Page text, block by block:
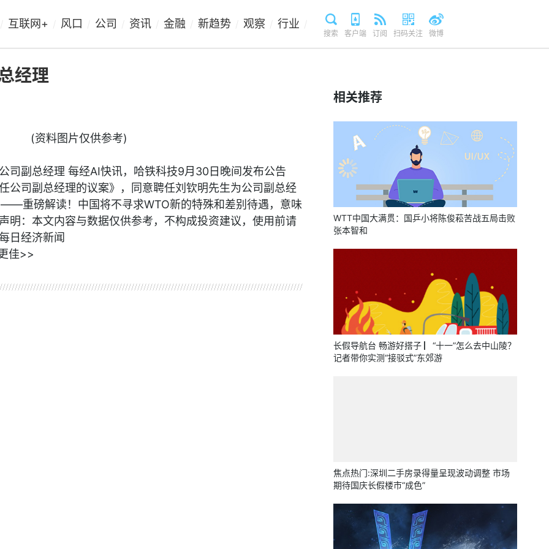
互联网+ 风口 公司 资讯 金融 新趋势 观察 行业
搜索 客户端 订阅 扫码关注 微博
经理
(资料图片仅供参考)
司副总经理 每经AI快讯，哈铁科技9月30日晚间发布公告
公司副总经理的议案》，同意聘任刘钦明先生为公司副总经
重磅解读！中国将不寻求WTO新的特殊和差别待遇，意味
明：本文内容与数据仅供参考，不构成投资建议，使用前请
日经济新闻
佳>>
相关推荐
WTT中国大满贯：国乒小将陈俊菘苦战五局击败
张本智和
长假导航台 畅游好搭子 ▏“十一”怎么去中山陵？
记者带你实测“接驳式”东郊游
焦点热门:深圳二手房录得量呈现波动调整 市场
期待国庆长假楼市“成色”